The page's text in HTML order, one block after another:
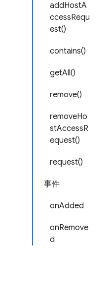
addHostA
ccessRequ
est()
contains()
getAll()
remove()
removeHo
stAccessR
equest()
request()
事件
onAdded
onRemove
d